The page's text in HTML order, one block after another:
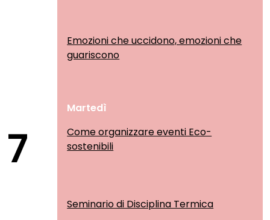
Emozioni che uccidono, emozioni che
guariscono
7
Martedì
Come organizzare eventi Eco-
sostenibili
Seminario di Disciplina Termica